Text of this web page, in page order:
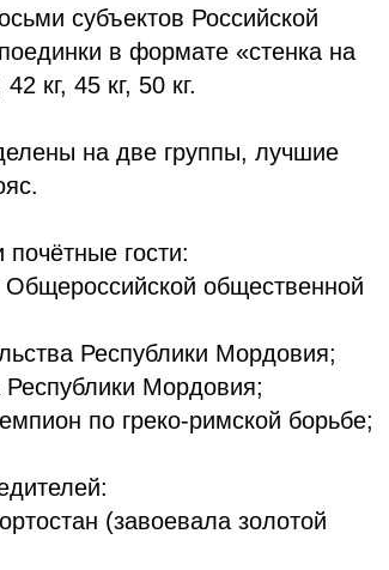
субъектов Российской
в формате «стенка на
кг, 45 кг, 50 кг.
на две группы, лучшие
гости:
общественной
Республики Мордовия;
Мордовия;
по греко‑римской борьбе;
(завоевала золотой